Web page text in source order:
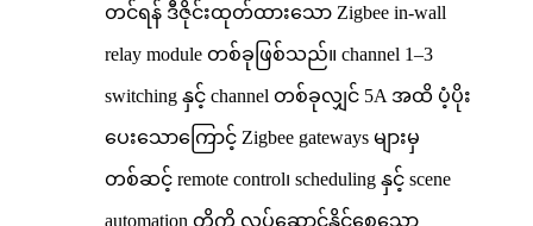
တင်ရန် ဒီဇိုင်းထုတ်ထားသော Zigbee in-wall
relay module တစ်ခုဖြစ်သည်။ channel 1–3
switching နှင့် channel တစ်ခုလျှင် 5A အထိ ပံ့ပိုး
ပေးသောကြောင့် Zigbee gateways များမှ
တစ်ဆင့် remote control၊ scheduling နှင့် scene
automation တို့ကို လုပ်ဆောင်နိုင်စေသော